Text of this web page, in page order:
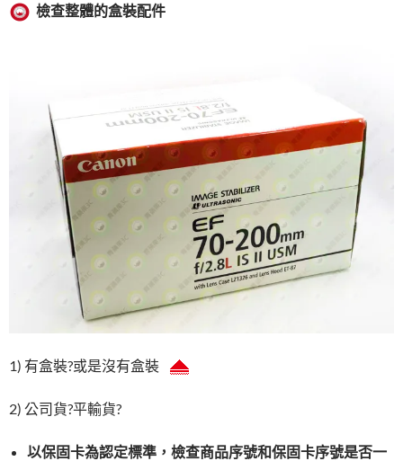
檢查整體的盒裝配件
1) 有盒裝?或是沒有盒裝
2) 公司貨?平輸貨?
以保固卡為認定標準，檢查商品序號和保固卡序號是否一